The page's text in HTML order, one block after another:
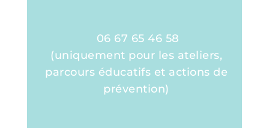
06 67 65 46 58
(uniquement pour les ateliers,
parcours éducatifs et actions de
prévention)